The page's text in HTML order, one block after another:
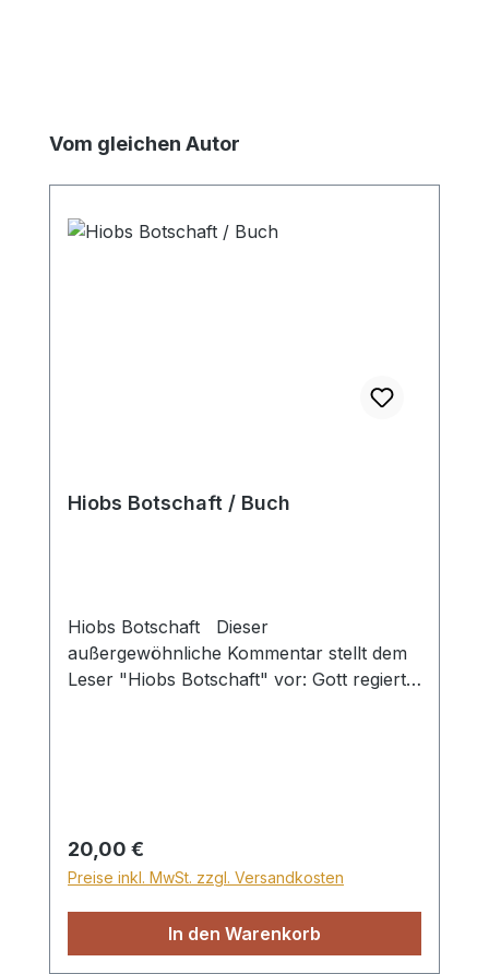
Produktgalerie überspringen
Vom gleichen Autor
Hiobs Botschaft / Buch
Hiobs Botschaft Dieser
außergewöhnliche Kommentar stellt dem
Leser "Hiobs Botschaft" vor: Gott regiert
bestätigen die naturkundlichen Aussagen
dieses ältesten Bibelbuches auf
erstaunliche Weise.Ein hochwertiger
Geschenk- und Leseband des bekannten
Autors von CREATIO.Hardcover,
vierfarbig
Regulärer Preis:
20,00 €
Preise inkl. MwSt. zzgl. Versandkosten
In den Warenkorb